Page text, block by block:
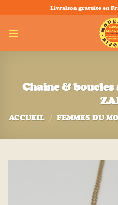
au
contenu
Livraison gratuite en
Chaine &
ACCUEIL / FEMMES DU